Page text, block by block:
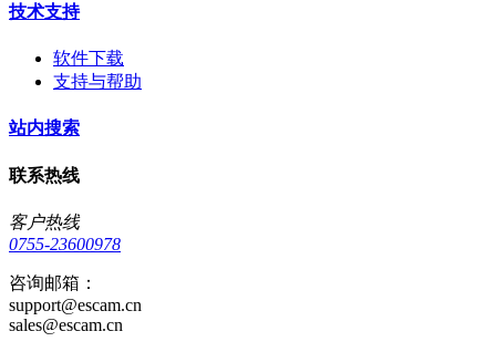
技术支持
软件下载
支持与帮助
站内搜索
联系热线
客户热线
0755-23600978
咨询邮箱：
support@escam.cn
sales@escam.cn